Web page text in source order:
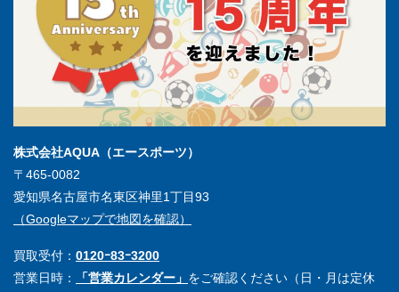
株式会社AQUA（エースポーツ）
〒465-0082
愛知県名古屋市名東区神里1丁目93
（Googleマップで地図を確認）
買取受付： 0120ｰ83ｰ3200
営業日時：
「営業カレンダー」 をご確認ください（日・月は定休